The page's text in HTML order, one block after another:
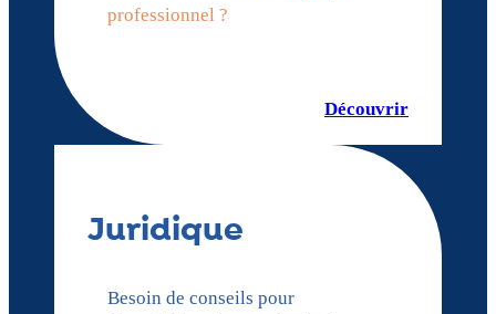
professionnel ?
Découvrir
Juridique
Besoin de conseils pour